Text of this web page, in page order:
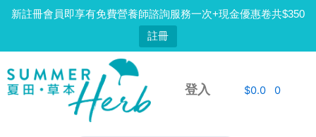
新註冊會員即享有免費營養師諮詢服務一次+現金優惠卷共$350
註冊
Skip
登入 $0.0 0
navigation